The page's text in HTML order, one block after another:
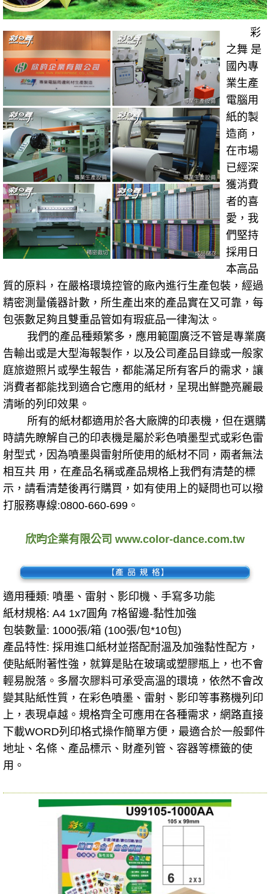
彩
之舞 是
國內專
業生產
電腦用
紙的製
造商，
在市場
已經深
獲消費
者的喜
愛，我
們堅持
採用日
本高品
質的原料，在嚴格環境控管的廠內進行生產包裝，經過
精密測量儀器計數，所生產出來的產品實在又可靠，每
包張數足夠且雙重品管如有瑕疵品一律淘汰。
我們的產品種類繁多，應用範圍廣泛不管是專業廣
告輸出或是大型海報製作，以及公司產品目錄或一般家
庭旅遊照片或學生報告，都能滿足所有客戶的需求，讓
消費者都能找到適合它應用的紙材，呈現出鮮艷亮麗最
清晰的列印效果。
所有的紙材都適用於各大廠牌的印表機，但在選購
時請先瞭解自己的印表機是屬於彩色噴墨型式或彩色雷
射型式，因為噴墨與雷射所使用的紙材不同，兩者無法
相互共 用，在產品名稱或產品規格上我們有清楚的標
示，請看清楚後再行購買，如有使用上的疑問也可以撥
打服務專線:0800-660-699。
欣昀企業有限公司 www.color-dance.com.tw
適用種類: 噴墨、雷射、影印機、手寫多功能
紙材規格: A4 1x7圓角 7格留邊-黏性加強
包裝數量: 1000張/箱 (100張/包*10包)
產品特性: 採用進口紙材並搭配耐溫及加強黏性配方，
使貼紙附著性強，就算是貼在玻璃或塑膠瓶上，也不會
輕易脫落。多層次膠料可承受高溫的環境，依然不會改
變其貼紙性質，在彩色噴墨、雷射、影印等事務機列印
上，表現卓越。規格齊全可應用在各種需求，網路直接
下載WORD列印格式操作簡單方便，最適合於一般郵件
地址、名條、產品標示、財產列管、容器等標籤的使
用。